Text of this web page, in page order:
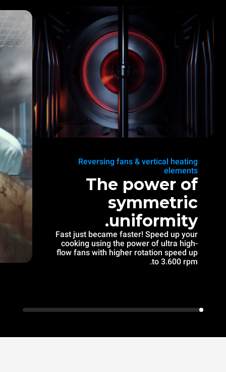
Reversing fans & vertical heating
elements
The power of
symmetric
uniformity.
Fast just became faster! Speed up your
cooking using the power of ultra high-
flow fans with higher rotation speed up
to 3.600 rpm.